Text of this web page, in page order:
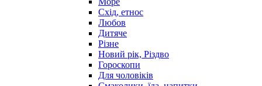
Схід, етнос
Любов
Дитяче
Різне
Новий рік, Різдво
Гороскопи
Для чоловіків